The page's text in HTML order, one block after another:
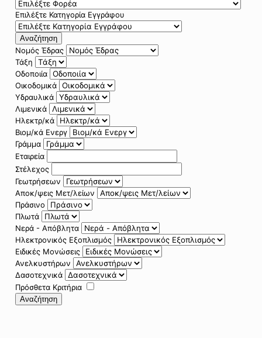
Επιλέξτε Κατηγορία Εγγράφου
Αναζήτηση
Νομός Έδρας
Τάξη
Οδοποιία
Οικοδομικά
Υδραυλικά
Λιμενικά
Ηλεκτρ/κά
Βιομ/κά Ενεργ
Γράμμα
Εταιρεία
Στέλεχος
Γεωτρήσεων
Αποκ/ψεις Μετ/λείων
Πράσινο
Πλωτά
Νερά - Απόβλητα
Ηλεκτρονικός Εξοπλισμός
Ειδικές Μονώσεις
Ανελκυστήρων
Δασοτεχνικά
Πρόσθετα Κριτήρια
Αναζήτηση